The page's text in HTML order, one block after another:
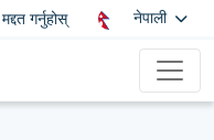
मद्दत गर्नुहोस् नेपाली